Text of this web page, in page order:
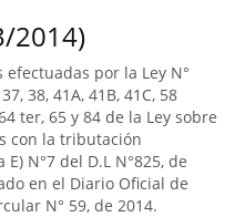
2014)
por la Ley N°
38, 41A, 41B, 41C, 58
ter, 65 y 84 de la Ley sobre
con la tributación
N°7 del D.L N°825, de
en el Diario Oficial de
N° 59, de 2014.